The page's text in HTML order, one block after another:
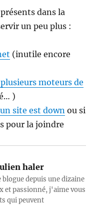
dans la
un peu plus :
(inutile encore
moteurs de
)
site est downou si
pour la joindre
haler
depuis une dizaine
et passionné, j'aime vous
qui peuvent